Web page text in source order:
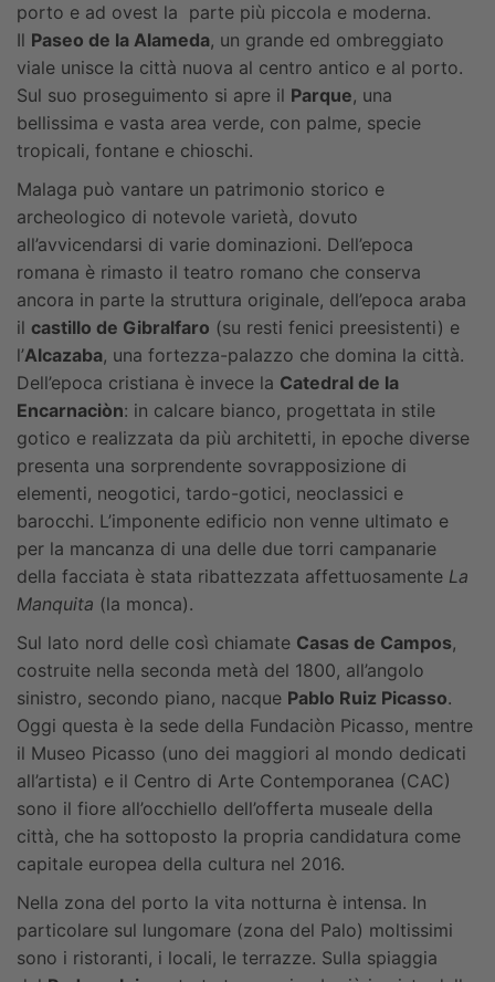
porto e ad ovest la parte più piccola e moderna.
Il Paseo de la Alameda, un grande ed ombreggiato
viale unisce la città nuova al centro antico e al porto.
Sul suo proseguimento si apre il Parque, una
bellissima e vasta area verde, con palme, specie
tropicali, fontane e chioschi.
Malaga può vantare un patrimonio storico e
archeologico di notevole varietà, dovuto
all’avvicendarsi di varie dominazioni. Dell’epoca
romana è rimasto il teatro romano che conserva
ancora in parte la struttura originale, dell’epoca araba
il castillo de Gibralfaro (su resti fenici preesistenti) e
l’Alcazaba, una fortezza-palazzo che domina la città.
Dell’epoca cristiana è invece la Catedral de la
Encarnaciòn: in calcare bianco, progettata in stile
gotico e realizzata da più architetti, in epoche diverse
presenta una sorprendente sovrapposizione di
elementi, neogotici, tardo-gotici, neoclassici e
barocchi. L’imponente edificio non venne ultimato e
per la mancanza di una delle due torri campanarie
della facciata è stata ribattezzata affettuosamente La
Manquita (la monca).
Sul lato nord delle così chiamate Casas de Campos,
costruite nella seconda metà del 1800, all’angolo
sinistro, secondo piano, nacque Pablo Ruiz Picasso.
Oggi questa è la sede della Fundaciòn Picasso, mentre
il Museo Picasso (uno dei maggiori al mondo dedicati
all’artista) e il Centro di Arte Contemporanea (CAC)
sono il fiore all’occhiello dell’offerta museale della
città, che ha sottoposto la propria candidatura come
capitale europea della cultura nel 2016.
Nella zona del porto la vita notturna è intensa. In
particolare sul lungomare (zona del Palo) moltissimi
sono i ristoranti, i locali, le terrazze. Sulla spiaggia